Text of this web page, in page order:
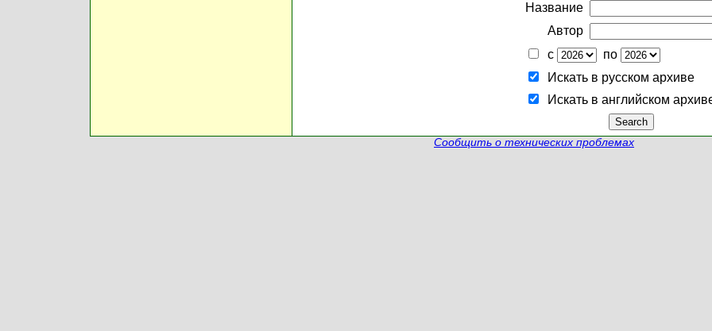
Название
Автор
с
по
Искать в русском архиве
Искать в английском
Сообщить о технических проблемах